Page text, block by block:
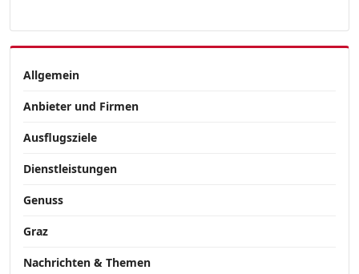
Allgemein
Anbieter und Firmen
Ausflugsziele
Dienstleistungen
Genuss
Graz
Nachrichten & Themen